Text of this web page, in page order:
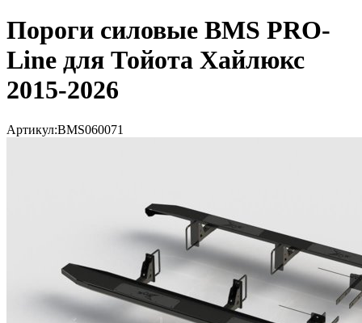
Пороги силовые BMS PRO-
Line для Тойота Хайлюкс
2015-2026
Артикул:BMS060071